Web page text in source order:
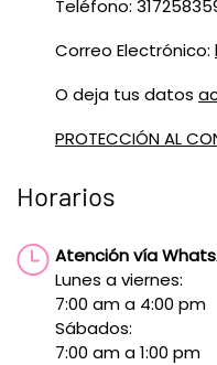
Teléfono:
Correo Electrónico:
O deja tus datos
PROTECCIÓN AL
Horarios
Atención vía
Lunes a viernes:
7:00 am a 4:00 pm
Sábados:
7:00 am a 1:00 pm